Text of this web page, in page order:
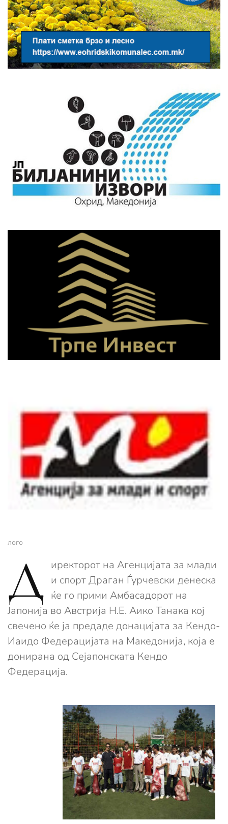
лого
Д иректорот на Агенцијата за млади
и спорт Драган Ѓурчевски денеска
ќе го прими Амбасадорот на
Јапонија во Австрија Н.Е. Аико Танака кој
свечено ќе ја предаде донацијата за Кендо-
Иаидо Федерацијата на Македонија, која е
донирана од Сејапонската Кендо
Федерација.